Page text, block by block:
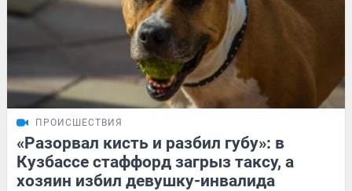
ПРОИСШЕСТВИЯ
«Разорвал кисть и разбил губу»: в
Кузбассе стаффорд загрыз таксу, а
хозяин избил девушку-инвалида